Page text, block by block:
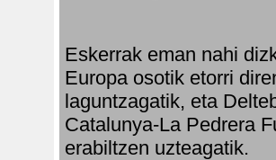
Eskerrak eman nahi
Europa osotik etorri
laguntzagatik, eta
Catalunya-La Pedrera
erabiltzen uzteagatik.